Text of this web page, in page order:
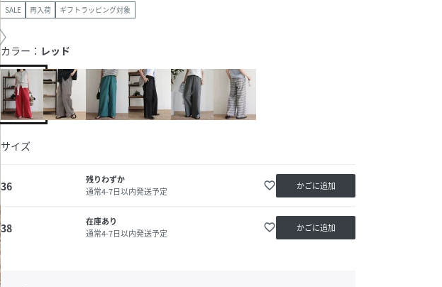
SALE 再入荷 ギフトラッピング対象
カラー： レッド
サイズ
36
残りわずか
通常4-7日以内発送予定
favorite_border かごに追加
38
在庫あり
通常4-7日以内発送予定
favorite_border かごに追加